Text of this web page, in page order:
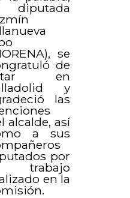
diputada
se
de
en
y
las
alcalde, así
a sus
por
trabajo
en la